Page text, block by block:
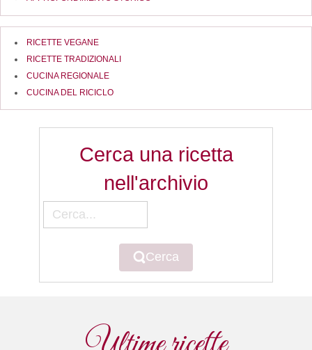
RICETTE VEGANE
RICETTE TRADIZIONALI
CUCINA REGIONALE
CUCINA DEL RICICLO
Cerca una ricetta
nell'archivio
Cerca